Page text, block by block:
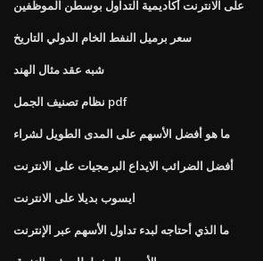
على الانترنت أكاديمية التداول بوسطن الموظفين
سعر برميل النفط الخام الدولي التاريخ
شبه عقد مثال الهند
نظام تصنيف الجمل pdf
ما هو أفضل الأسهم على المدى الطويل لشراء
أفضل الضرائب الايداع البرمجيات على الانترنت
ايسوب بديلا على الانترنت
ما الذي أحتاجه لبدء تداول الأسهم عبر الإنترنت